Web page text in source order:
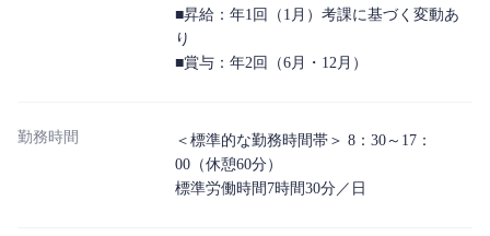
■昇給：年1回（1月）考課に基づく変動あ
り
■賞与：年2回（6月・12月）
勤務時間
＜標準的な勤務時間帯＞ 8：30～17：
00（休憩60分）
標準労働時間7時間30分／日